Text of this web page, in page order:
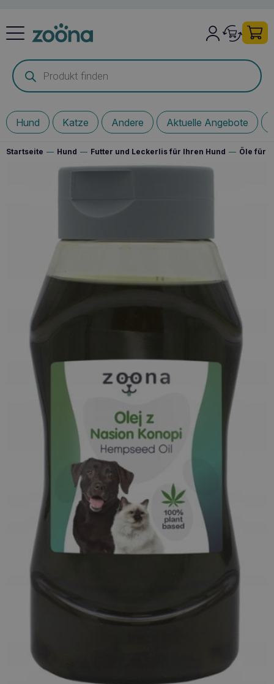
Products
search
Hund Katze Andere Aktuelle Angebote
Startseite — Hund — Futter und Leckerlis für Ihren Hund — Öle für